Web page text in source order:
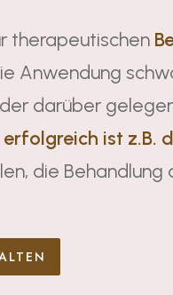
therapeutischen
Anwendung
darüber
ist z.B.
die